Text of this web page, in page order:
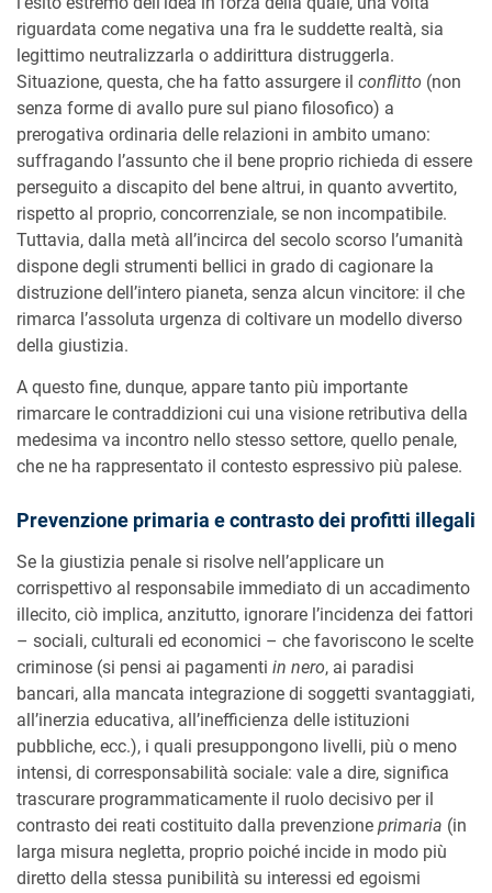
riguardata come negativa una fra le suddette realtà, sia
legittimo neutralizzarla o addirittura distruggerla.
Situazione, questa, che ha fatto assurgere il conflitto (non
senza forme di avallo pure sul piano filosofico) a
prerogativa ordinaria delle relazioni in ambito umano:
suffragando l’assunto che il bene proprio richieda di essere
perseguito a discapito del bene altrui, in quanto avvertito,
rispetto al proprio, concorrenziale, se non incompatibile.
Tuttavia, dalla metà all’incirca del secolo scorso l’umanità
dispone degli strumenti bellici in grado di cagionare la
distruzione dell’intero pianeta, senza alcun vincitore: il che
rimarca l’assoluta urgenza di coltivare un modello diverso
della giustizia.
A questo fine, dunque, appare tanto più importante
rimarcare le contraddizioni cui una visione retributiva della
medesima va incontro nello stesso settore, quello penale,
che ne ha rappresentato il contesto espressivo più palese.
Prevenzione primaria e contrasto dei profitti illegali
Se la giustizia penale si risolve nell’applicare un
corrispettivo al responsabile immediato di un accadimento
illecito, ciò implica, anzitutto, ignorare l’incidenza dei fattori
– sociali, culturali ed economici – che favoriscono le scelte
criminose (si pensi ai pagamenti in nero, ai paradisi
bancari, alla mancata integrazione di soggetti svantaggiati,
all’inerzia educativa, all’inefficienza delle istituzioni
pubbliche, ecc.), i quali presuppongono livelli, più o meno
intensi, di corresponsabilità sociale: vale a dire, significa
trascurare programmaticamente il ruolo decisivo per il
contrasto dei reati costituito dalla prevenzione primaria (in
larga misura negletta, proprio poiché incide in modo più
diretto della stessa punibilità su interessi ed egoismi